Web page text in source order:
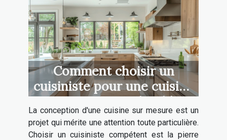
Comment choisir un
cuisiniste pour une cuisine
sur mesure et durable
La conception d'une cuisine sur mesure est un
projet qui mérite une attention toute particulière.
Choisir un cuisiniste compétent est la pierre